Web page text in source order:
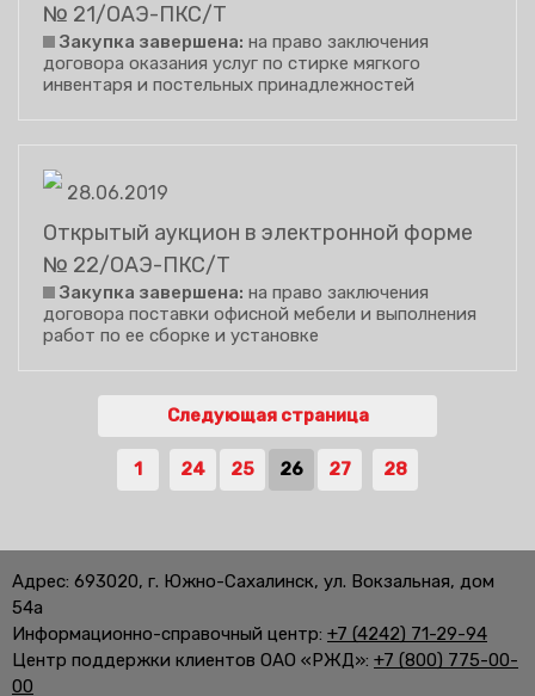
№ 21/ОАЭ-ПКС/Т
Закупка завершена: на право заключения
договора оказания услуг по стирке мягкого
инвентаря и постельных принадлежностей
28.06.2019
Открытый аукцион в электронной форме
№ 22/ОАЭ-ПКС/Т
Закупка завершена: на право заключения
договора поставки офисной мебели и выполнения
работ по ее сборке и установке
Следующая страница
1 24 25 26 27 28
Адрес: 693020, г. Южно-Сахалинск, ул. Вокзальная, дом
54а
Информационно-справочный центр: +7 (4242) 71-29-94
Центр поддержки клиентов ОАО «РЖД»: +7 (800) 775-00-
00